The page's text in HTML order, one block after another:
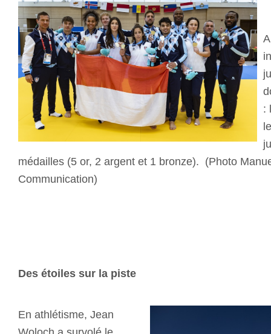
:
médailles (5 or, 2 argent et 1 bronze). (Photo
Communication)
Des étoiles sur la piste
En athlétisme, Jean